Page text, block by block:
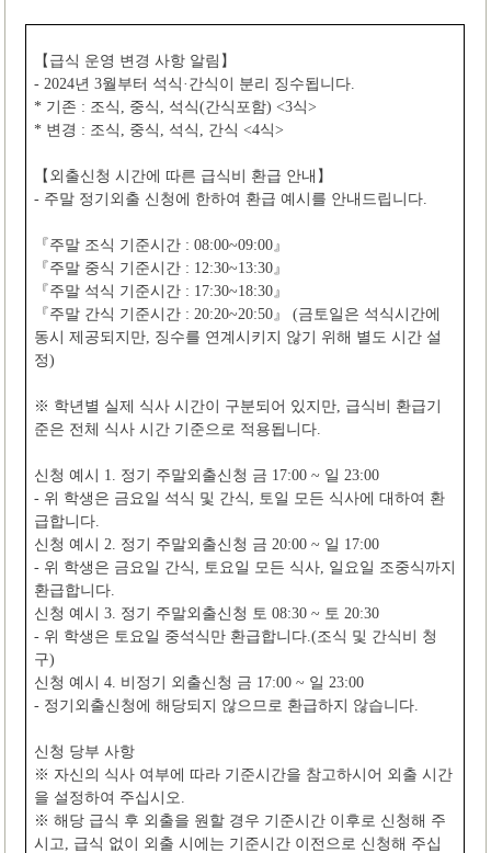
【 급식 운영 변경 사항 알림 】
- 2024년3월부터 석식 · 간식이 분리 징수됩니다.
* 기존 : 조식 , 중식 , 석식(간식포함) <3식>
* 변경 : 조식 , 중식 , 석식 , 간식<4식>
【 외출신청 시간에 따른 급식비 환급 안내 】
- 주말 정기외출 신청에 한하여 환급 예시를 안내드립니다.
『 주말 조식 기준시간 : 08:00~09:00』
『 주말 중식 기준시간 : 12:30~13:30』
『 주말 석식 기준시간 : 17:30~18:30』
『 주말 간식 기준시간 : 20:20~20:50』(금토일은 석식시간에
동시 제공되지만, 징수를 연계시키지 않기 위해 별도 시간 설
정)
※ 학년별 실제 식사 시간이 구분되어 있지만, 급식비 환급기
준은 전체 식사 시간 기준으로 적용됩니다.
신청 예시 1. 정기 주말외출신청 금 17:00 ~ 일23:00
- 위 학생은 금요일 석식 및 간식 , 토일 모든 식사에 대하여 환
급합니다.
신청 예시2. 정기 주말외출신청 금20:00 ~ 일 17:00
- 위 학생은 금요일 간식 , 토요일 모든 식사, 일요일 조중식까지
환급합니다.
신청 예시3. 정기 주말외출신청 토08:30 ~ 토20:30
- 위 학생은 토요일 중석식만 환급합니다.(조식 및 간식비 청
구)
신청 예시4. 비정기 외출신청 금 17:00 ~ 일23:00
- 정기외출신청에 해당되지 않으므로 환급하지 않습니다.
신청 당부 사항
※ 자신의 식사 여부에 따라 기준시간을 참고하시어 외출 시간
을 설정하여 주십시오.
※해당 급식 후 외출을 원할 경우 기준시간 이후로 신청해 주
시고, 급식 없이 외출 시에는 기준시간 이전으로 신청해 주십